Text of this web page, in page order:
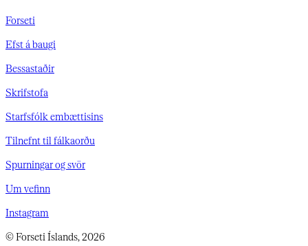
Forseti
Efst á baugi
Bessastaðir
Skrifstofa
Starfsfólk embættisins
Tilnefnt til fálkaorðu
Spurningar og svör
Um vefinn
Instagram
© Forseti Íslands, 2026